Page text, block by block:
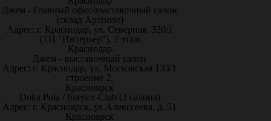
Джем - Главный офис/выставочный салон
(склад Артполе)
Адрес: г. Краснодар, ул. Северная, 320/1
(ТЦ "Интерьер"), 2 этаж
Краснодар
Джем - выставочный салон
Адрес: г. Краснодар, ул. Московская 133/1
строение 2.
Красноярск
Doka Pola / Interior-Club (2 салона)
Адрес: г. Красноярск, ул.Алекссеева, д. 51
Красноярск